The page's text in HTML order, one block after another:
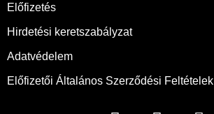
Előfizetés
Hirdetési keretszabályzat
Adatvédelem
Előfizetői Általános Szerződési Feltételek